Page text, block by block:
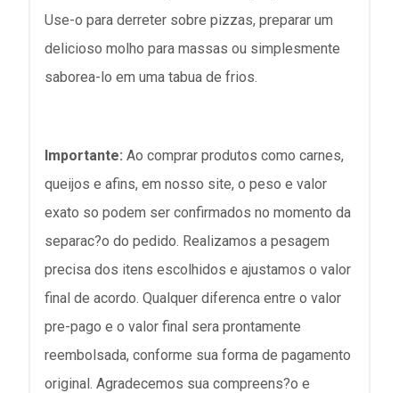
Use-o para derreter sobre pizzas, preparar um
delicioso molho para massas ou simplesmente
saborea-lo em uma tabua de frios.
Importante: Ao comprar produtos como carnes,
queijos e afins, em nosso site, o peso e valor
exato so podem ser confirmados no momento da
separac?o do pedido. Realizamos a pesagem
precisa dos itens escolhidos e ajustamos o valor
final de acordo. Qualquer diferenca entre o valor
pre-pago e o valor final sera prontamente
reembolsada, conforme sua forma de pagamento
original. Agradecemos sua compreens?o e